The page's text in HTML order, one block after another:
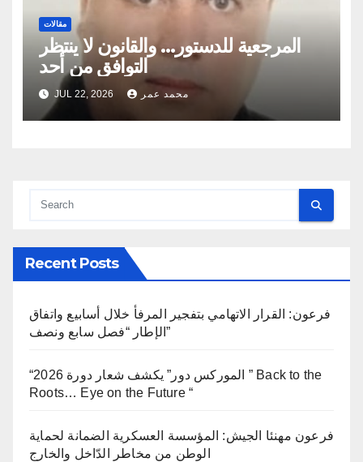
مقالات
المرجعية للدستور… والقانون لا ينتظر
التوافق من أحد
JUL 22, 2026 محمد عمر
Recent Posts
فرعون: القرار الاتهامي بتفجير المرفأ خلال أسابيع واتفاق
الإطار “فصل سابع ونصف”
“الموركس دور” يكشف شعار دورة 2026 ” Back to the
Roots… Eye on the Future “
فرعون مهنئا الجيش: المؤسسة العسكرية الضمانة لحماية
الوطن من مخاطر الدّاخل والخارج